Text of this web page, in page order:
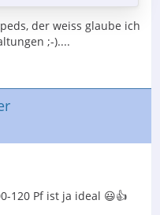
der weiss glaube ich
;-)....
120 Pf ist ja ideal 😃👍